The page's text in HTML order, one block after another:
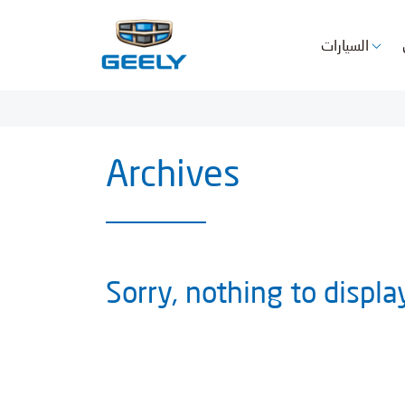
السيارات
Archives
Sorry, nothing to